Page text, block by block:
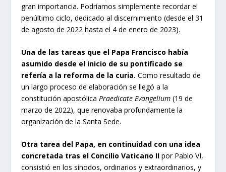
gran importancia. Podríamos simplemente recordar el
penúltimo ciclo, dedicado al discernimiento (desde el 31
de agosto de 2022 hasta el 4 de enero de 2023).
Una de las tareas que el Papa Francisco había
asumido desde el inicio de su pontificado se
refería a la reforma de la curia. Como resultado de
un largo proceso de elaboración se llegó a la
constitución apostólicaPraedicate Evangelium (19 de
marzo de 2022), que renovaba profundamente la
organización de la Santa Sede.
Otra tarea del Papa, en continuidad con una idea
concretada tras el Concilio Vaticano II por Pablo VI,
consistió en los sínodos, ordinarios y extraordinarios, y